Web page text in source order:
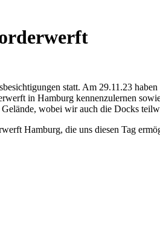
statt. Am 29.11.23
in Hamburg kennenzulernen
wobei wir auch die Docks
Hamburg, die uns diesen Tag